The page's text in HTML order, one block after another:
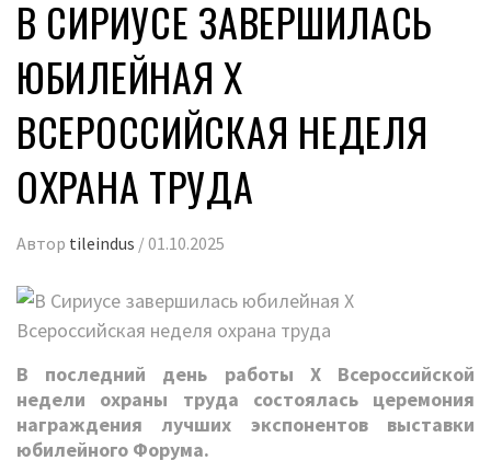
В СИРИУСЕ ЗАВЕРШИЛАСЬ
ЮБИЛЕЙНАЯ X
ВСЕРОССИЙСКАЯ НЕДЕЛЯ
ОХРАНА ТРУДА
Автор tileindus /01.10.2025
В последний день работы Х Всероссийской
недели охраны труда состоялась церемония
награждения лучших экспонентов выставки
юбилейного Форума.